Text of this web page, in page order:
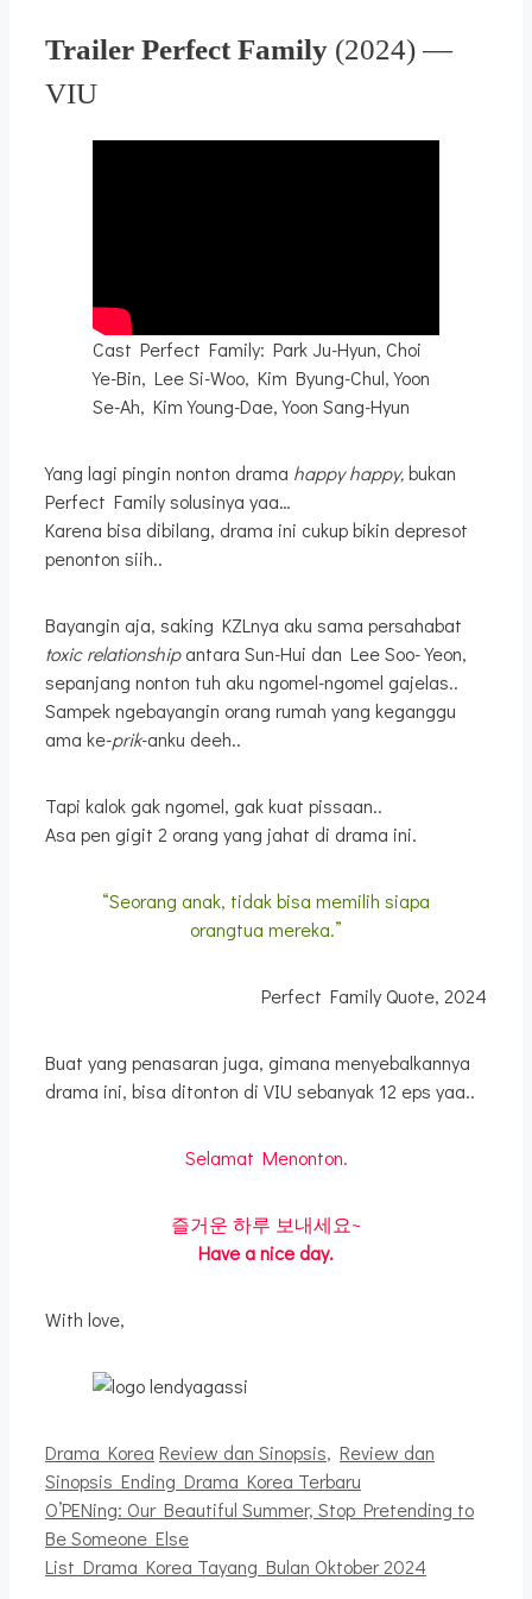
Trailer Perfect Family (2024) —
VIU
Cast Perfect Family: Park Ju-Hyun, Choi
Ye-Bin, Lee Si-Woo, Kim Byung-Chul, Yoon
Se-Ah, Kim Young-Dae, Yoon Sang-Hyun
Yang lagi pingin nonton drama happy happy,bukan
Perfect Family solusinya yaa…
Karena bisa dibilang, drama ini cukup bikin depresot
penonton siih..
Bayangin aja, saking KZLnya aku sama persahabat
toxic relationshipantara Sun-Hui dan Lee Soo-Yeon,
sepanjang nonton tuh aku ngomel-ngomel gajelas..
Sampek ngebayangin orang rumah yang keganggu
ama ke-prik-anku deeh..
Tapi kalok gak ngomel, gak kuat pissaan..
Asa pen gigit 2 orang yang jahat di drama ini.
“Seorang anak, tidak bisa memilih siapa
orangtua mereka.”
Perfect Family Quote, 2024
Buat yang penasaran juga, gimana menyebalkannya
drama ini, bisa ditonton di VIU sebanyak 12 eps yaa..
Selamat Menonton.
즐거운 하루 보내세요~
Have a nice day.
With love,
Kategori
Drama Korea Tag
Review dan Sinopsis, Review dan
Sinopsis Ending Drama Korea Terbaru
O’PENing: Our Beautiful Summer, Stop Pretending to
Be Someone Else
List Drama Korea Tayang Bulan Oktober 2024